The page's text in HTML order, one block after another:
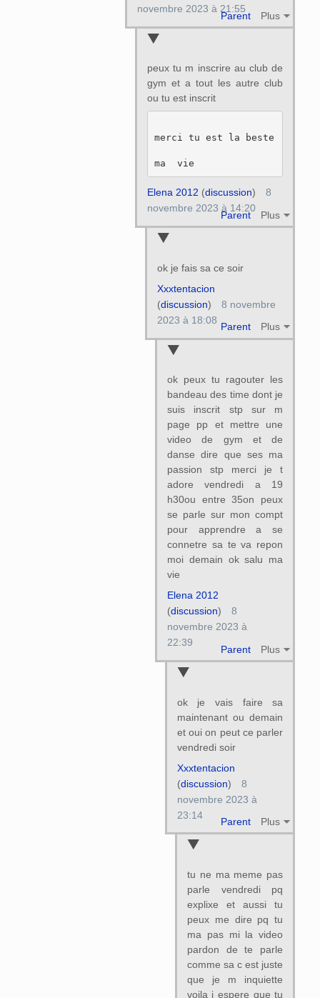
Parent Plus
novembre 2023 à 21:55
peux tu m inscrire au club de
gym et a tout les autre club
ou tu est inscrit
merci tu est la beste
Parent Plus
Elena 2012 (discussion)
8
novembre 2023 à 14:20
ok je fais sa ce soir
Parent Plus
Xxxtentacion
(discussion)
8 novembre
2023 à 18:08
ok peux tu ragouter les
bandeau des time dont je
suis inscrit stp sur m
page pp et mettre une
video de gym et de
danse dire que ses ma
passion stp merci je t
adore vendredi a 19
h30ou entre 35on peux
se parle sur mon compt
pour apprendre a se
connetre sa te va repon
moi demain ok salu ma
vie
Parent Plus
Elena 2012
(discussion)
8
novembre 2023 à
22:39
ok je vais faire sa
maintenant ou demain
et oui on peut ce parler
vendredi soir
Parent Plus
Xxxtentacion
(discussion)
8
novembre 2023 à
23:14
tu ne ma meme pas
parle vendredi pq
explixe et aussi tu
peux me dire pq tu
ma pas mi la video
pardon de te parle
comme sa c est juste
que je m inquiette
voila j espere que tu